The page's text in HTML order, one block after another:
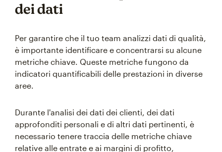
dei dati
Per garantire che il tuo team analizzi dati di qualità,
è importante identificare e concentrarsi su alcune
metriche chiave. Queste metriche fungono da
indicatori quantificabili delle prestazioni in diverse
aree.
Durante l'analisi dei dati dei clienti, dei dati
approfonditi personali e di altri dati pertinenti, è
necessario tenere traccia delle metriche chiave
relative alle entrate e ai margini di profitto,